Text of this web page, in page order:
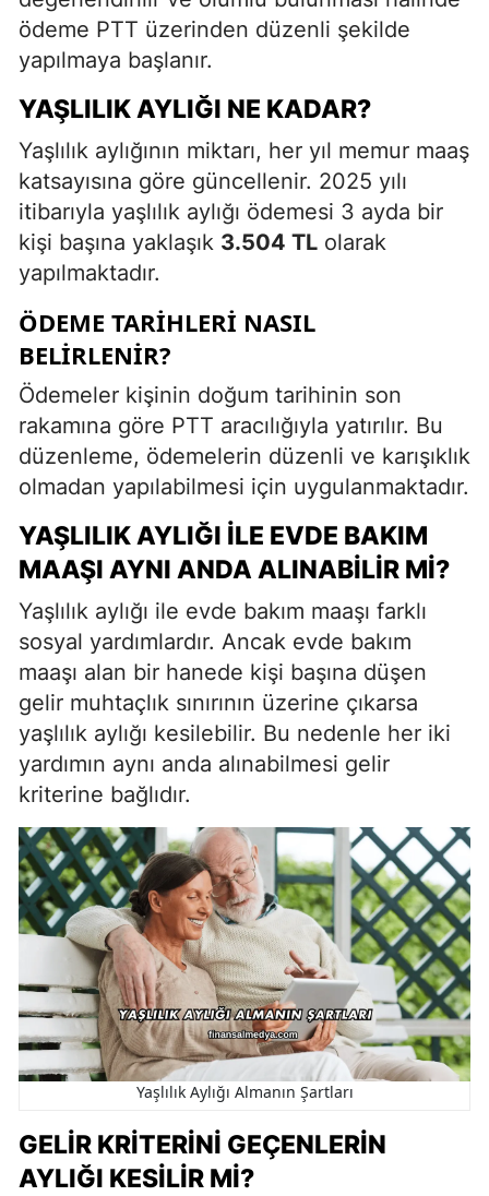
ödeme PTT üzerinden düzenli şekilde
yapılmaya başlanır.
YAŞLILIK AYLIĞI NE KADAR?
Yaşlılık aylığının miktarı, her yıl memur maaş
katsayısına göre güncellenir. 2025 yılı
itibarıyla yaşlılık aylığı ödemesi 3 ayda bir
kişi başına yaklaşık 3.504 TL olarak
yapılmaktadır.
ÖDEME TARIHLERI NASIL
BELIRLENIR?
Ödemeler kişinin doğum tarihinin son
rakamına göre PTT aracılığıyla yatırılır. Bu
düzenleme, ödemelerin düzenli ve karışıklık
olmadan yapılabilmesi için uygulanmaktadır.
YAŞLILIK AYLIĞI İLE EVDE BAKIM
MAAŞI AYNI ANDA ALINABILIR MI?
Yaşlılık aylığı ile evde bakım maaşı farklı
sosyal yardımlardır. Ancak evde bakım
maaşı alan bir hanede kişi başına düşen
gelir muhtaçlık sınırının üzerine çıkarsa
yaşlılık aylığı kesilebilir. Bu nedenle her iki
yardımın aynı anda alınabilmesi gelir
kriterine bağlıdır.
Yaşlılık Aylığı Almanın Şartları
GELIR KRITERINI GEÇENLERIN
AYLIĞI KESILIR MI?